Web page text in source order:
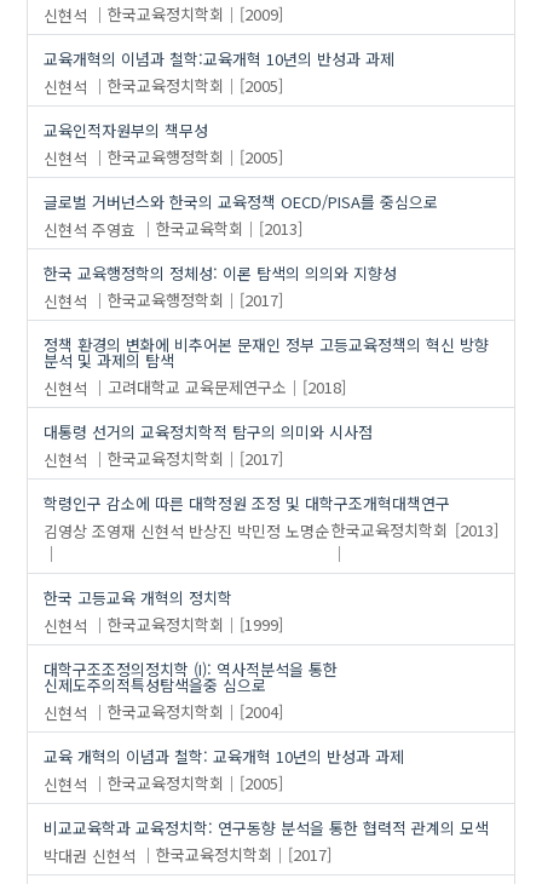
신현석
한국교육정치학회
[2009]
교육개혁의 이념과 철학:교육개혁 10년의 반성과 과제
신현석
한국교육정치학회
[2005]
교육인적자원부의 책무성
신현석
한국교육행정학회
[2005]
글로벌 거버넌스와 한국의 교육정책 OECD/PISA를 중심으로
신현석 주영효 한국교육학회
[2013]
한국 교육행정학의 정체성: 이론 탐색의 의의와 지향성
신현석
한국교육행정학회
[2017]
정책 환경의 변화에 비추어본 문재인 정부 고등교육정책의 혁신 방향
분석 및 과제의 탐색
신현석
고려대학교 교육문제연구소
[2018]
대통령 선거의 교육정치학적 탐구의 의미와 시사점
신현석
한국교육정치학회
[2017]
학령인구 감소에 따른 대학정원 조정 및 대학구조개혁대책연구
김영상 조영재 신현석 반상진 박민정 노명순한국교육정치학회 [2013]
한국 고등교육 개혁의 정치학
신현석
한국교육정치학회
[1999]
대학구조조정의정치학 (I): 역사적분석을 통한
신제도주의적특성탐색을중 심으로
신현석
한국교육정치학회
[2004]
교육 개혁의 이념과 철학: 교육개혁 10년의 반성과 과제
신현석
한국교육정치학회
[2005]
비교교육학과 교육정치학: 연구동향 분석을 통한 협력적 관계의 모색
박대권 신현석 한국교육정치학회
[2017]